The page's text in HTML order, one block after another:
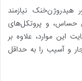
هیدروژن‌خنک نیازمند
حساس، و پروتکل‌های
این موارد، علاوه بر
و آسیب را به حداقل